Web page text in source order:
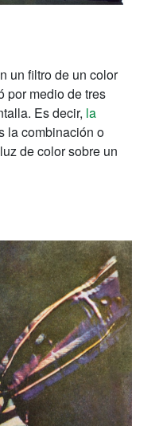
un filtro de un color
por medio de tres
Es decir, la
la combinación o
de color sobre un